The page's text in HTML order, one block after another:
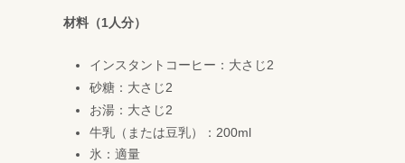
材料（1人分）
インスタントコーヒー：大さじ2
砂糖：大さじ2
お湯：大さじ2
牛乳（または豆乳）：200ml
氷：適量